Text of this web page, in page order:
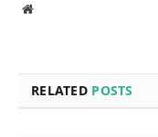
Website
RELATED POSTS